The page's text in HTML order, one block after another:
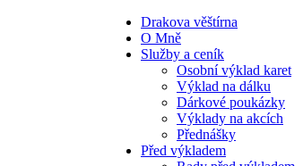
Drakova věštírna
O Mně
Služby a ceník
Osobní výklad karet
Výklad na dálku
Dárkové poukázky
Výklady na akcích
Přednášky
Před výkladem